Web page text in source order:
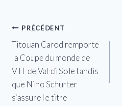
Navigation
de
l’article
PRÉCÉDENT
Titouan Carod remporte
la Coupe du monde de
VTT de Val di Sole tandis
que Nino Schurter
s’assure le titre